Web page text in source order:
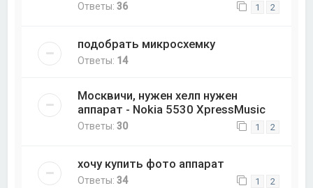
Ответы:36 1 2
подобрать микросхемку
Ответы: 14
Москвичи, нужен хелп нужен
аппарат - Nokia 5530 XpressMusic
Ответы:30 1 2
хочу купить фото аппарат
Ответы:34 1 2